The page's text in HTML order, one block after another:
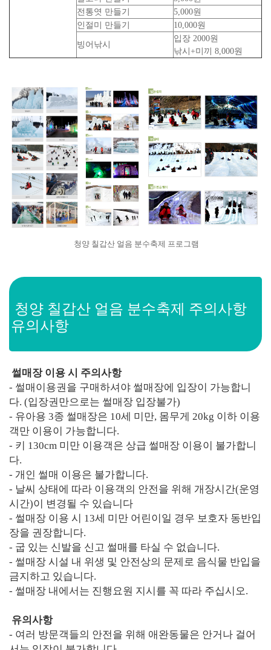
전통엿 만들기
5,000원
인절미 만들기
10,000원
빙어낚시
입장 2000원
낚시+미끼 8,000원
청양 칠갑산 얼음 분수축제 프로그램
청양 칠갑산 얼음 분수축제 주의사항
유의사항
썰매장 이용 시 주의사항
- 썰매이용권을 구매하셔야 썰매장에 입장이 가능합니
다. (입장권만으로는 썰매장 입장불가)
- 유아용 3종 썰매장은 10세 미만, 몸무게 20kg 이하 이용
객만 이용이 가능합니다.
- 키 130cm 미만 이용객은 상급 썰매장 이용이 불가합니
다.
- 개인 썰매 이용은 불가합니다.
- 날씨 상태에 따라 이용객의 안전을 위해 개장시간(운영
시간)이 변경될 수 있습니다
- 썰매장 이용 시 13세 미만 어린이일 경우 보호자 동반입
장을 권장합니다.
- 굽 있는 신발을 신고 썰매를 타실 수 없습니다.
- 썰매장 시설 내 위생 및 안전상의 문제로 음식물 반입을
금지하고 있습니다.
- 썰매장 내에서는 진행요원 지시를 꼭 따라 주십시오.
유의사항
- 여러 방문객들의 안전을 위해 애완동물은 안거나 걸어